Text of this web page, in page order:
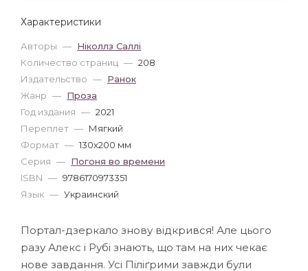
Характеристики
Авторы — Ніколлз Саллі
Количество страниц — 208
Издательство — Ранок
Жанр — Проза
Год издания — 2021
Переплет — Мягкий
Формат — 130x200 мм
Серия — Погоня во времени
ISBN — 9786170973351
Язык — Украинский
Портал-дзеркало знову відкрився! Але цього
разу Алекс і Рубі знають, що там на них чекає
нове завдання. Усі Піліґрими завжди були